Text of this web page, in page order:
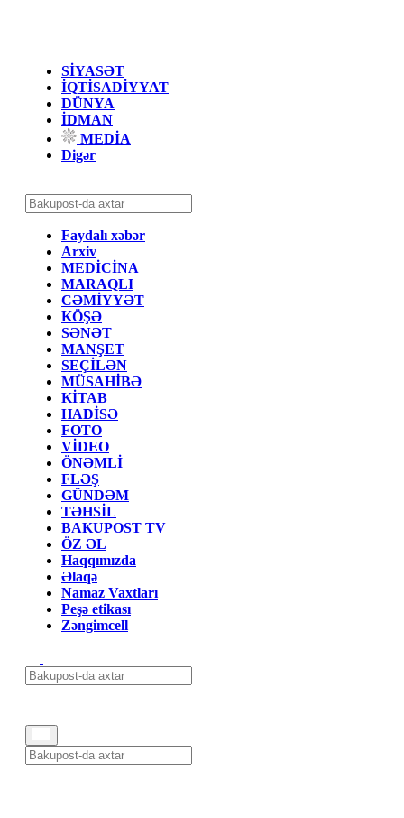
SİYASƏT
İQTİSADİYYAT
DÜNYA
İDMAN
MEDİA
Digər
Faydalı xəbər
Arxiv
MEDİCİNA
MARAQLI
CƏMİYYƏT
KÖŞƏ
SƏNƏT
MANŞET
SEÇİLƏN
MÜSAHİBƏ
KİTAB
HADİSƏ
FOTO
VİDEO
ÖNƏMLİ
FLƏŞ
GÜNDƏM
TƏHSİL
BAKUPOST TV
ÖZ ƏL
Haqqımızda
Əlaqə
Namaz Vaxtları
Peşə etikası
Zəngimcell